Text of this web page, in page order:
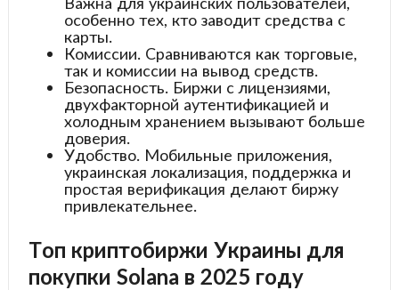
особенно тех, кто заводит средства с
карты.
Комиссии. Сравниваются как торговые,
так и комиссии на вывод средств.
Безопасность. Биржи с лицензиями,
двухфакторной аутентификацией и
холодным хранением вызывают больше
доверия.
Удобство. Мобильные приложения,
украинская локализация, поддержка и
простая верификация делают биржу
привлекательнее.
Топ криптобиржи Украины для
покупки Solana в 2025 году